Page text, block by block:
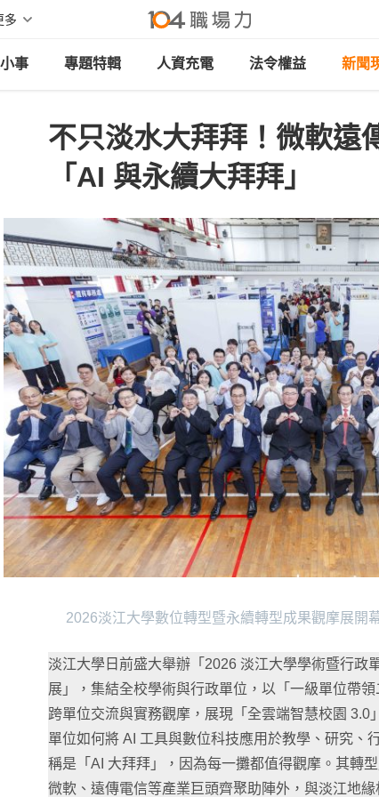
多
事 專題特輯 人資充電 法令權益 新聞
不只淡水大拜拜！微軟遠
「AI 與永續大拜拜」
2026淡江大學數位轉型暨永續轉型成果觀摩展開
淡江大學日前盛大舉辦「2026 淡江大學學術暨行政
展」，集結全校學術與行政單位，以「一級單位帶
跨單位交流與實務觀摩，展現「全雲端智慧校園 3.0
單位如何將 AI 工具與數位科技應用於教學、研究、
稱是「AI 大拜拜」，因為每一攤都值得觀摩。其轉
微軟、遠傳電信等產業巨頭齊聚助陣外，與淡江地